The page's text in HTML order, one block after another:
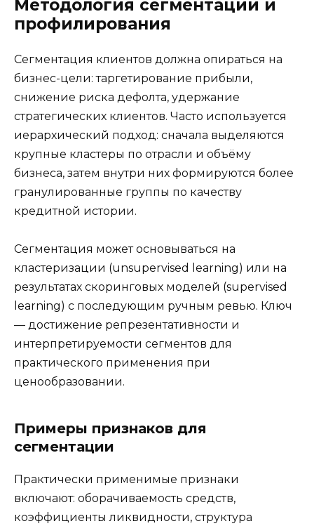
Методология сегментации и
профилирования
Сегментация клиентов должна опираться на
бизнес-цели: таргетирование прибыли,
снижение риска дефолта, удержание
стратегических клиентов. Часто используется
иерархический подход: сначала выделяются
крупные кластеры по отрасли и объёму
бизнеса, затем внутри них формируются более
гранулированные группы по качеству
кредитной истории.
Сегментация может основываться на
кластеризации (unsupervised learning) или на
результатах скоринговых моделей (supervised
learning) с последующим ручным ревью. Ключ
— достижение репрезентативности и
интерпретируемости сегментов для
практического применения при
ценообразовании.
Примеры признаков для
сегментации
Практически применимые признаки
включают: оборачиваемость средств,
коэффициенты ликвидности, структура